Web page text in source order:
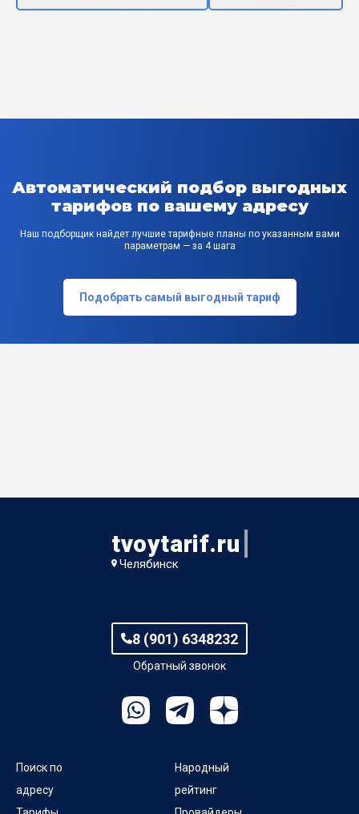
Автоматический подбор выгодных
тарифов по вашему адресу
Наш подборщик найдет лучшие тарифные планы по указанным вами
параметрам — за 4 шага
Подобрать самый выгодный тариф
tvoytarif.ru
Челябинск
8 (901) 6348232
Обратный звонок
Поиск по
адресу
Народный
рейтинг